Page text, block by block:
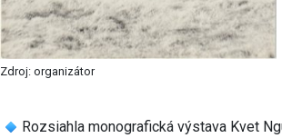
Zdroj: organizátor
Rozsiahla monografická výstava Kvet